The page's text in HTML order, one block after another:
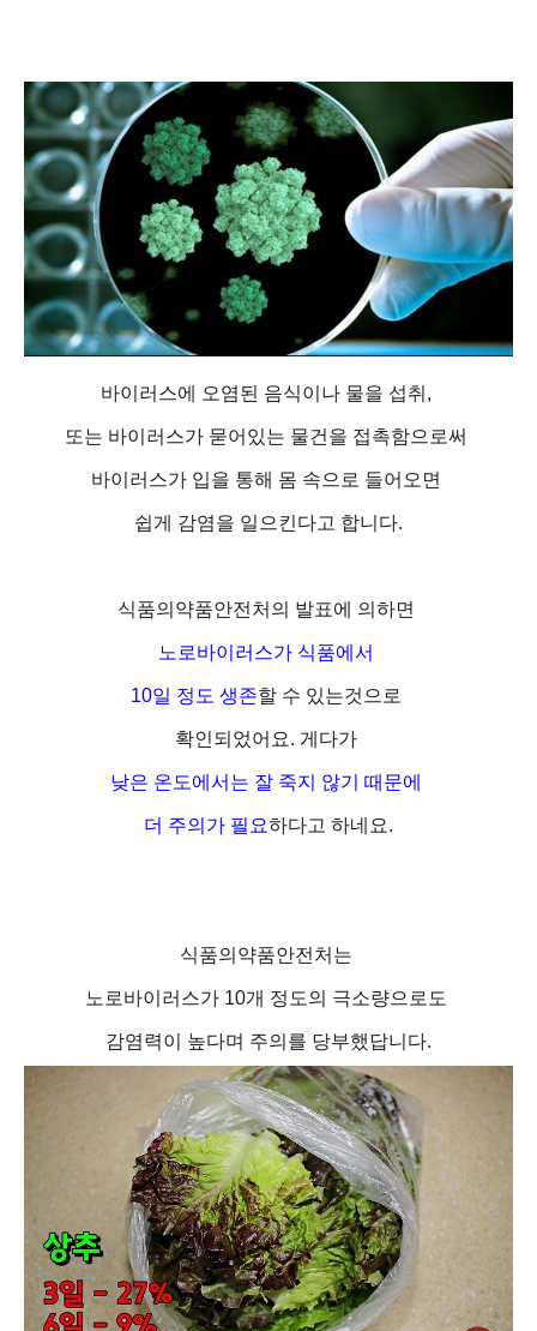
바이러스에 오염된 음식이나 물을 섭취,
또는 바이러스가 묻어있는 물건을 접촉함으로써
바이러스가 입을 통해 몸 속으로 들어오면
쉽게 감염을 일으킨다고 합니다.
식품의약품안전처의 발표에 의하면
노로바이러스가 식품에서
10일 정도 생존할 수 있는것으로
확인되었어요. 게다가
낮은 온도에서는 잘 죽지 않기 때문에
더 주의가 필요하다고 하네요.
식품의약품안전처는
노로바이러스가 10개 정도의 극소량으로도
감염력이 높다며 주의를 당부했답니다.